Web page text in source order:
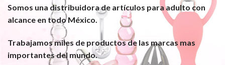
Somos una distribuidora de artículos para adulto con
alcance en todo México.
Trabajamos miles de productos de las marcas mas
importantes del mundo.